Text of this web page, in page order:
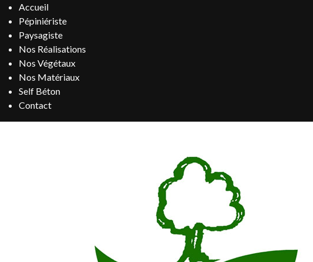
Accueil
Pépiniériste
Paysagiste
Nos Réalisations
Nos Végétaux
Nos Matériaux
Self Béton
Contact